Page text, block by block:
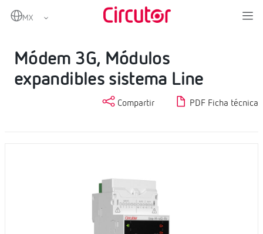
Home
Datalogger EMS y Embebidos SCADA
Módem 3G, Módulos expandibles sistema Line
Módem 3G, Módulos
expandibles sistema Line
Compartir PDF Ficha técnica